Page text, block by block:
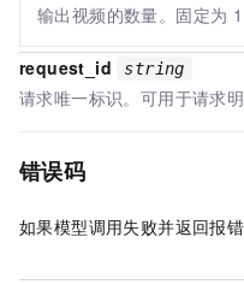
输出视频的数量。固定为 1
request_id string
请求唯一标识。可用于请求
错误码
如果模型调用失败并返回报